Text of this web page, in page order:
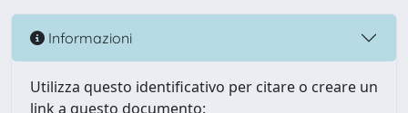
Informazioni
Utilizza questo identificativo per citare o creare un
link a questo documento: